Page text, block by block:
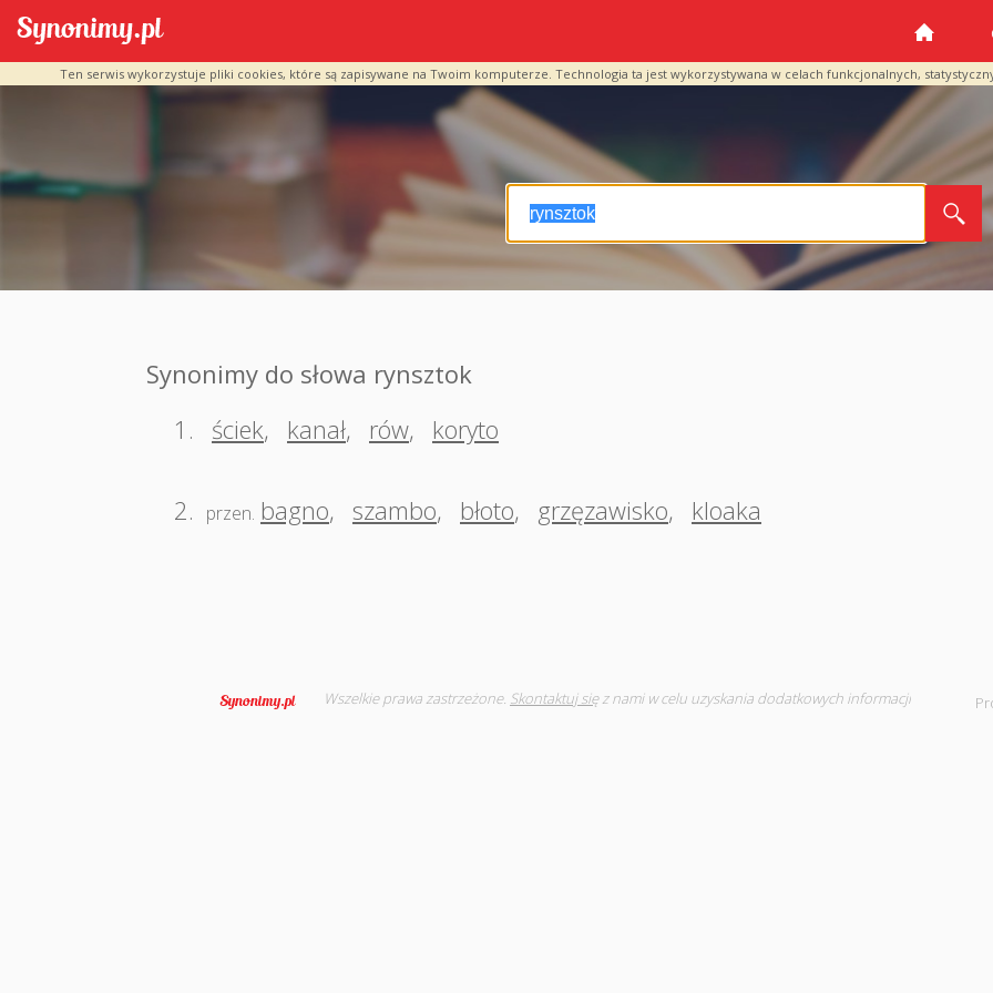
Ten serwis wykorzystuje pliki cookies, które są zapisywane na Twoim komputerze. Technologia ta jest wykorzystywana w celach funkcjonalnych,
Synonimy do słowa rynsztok
1.
ściek, kanał, rów, koryto
2. przen. bagno, szambo, błoto, grzęzawisko, kloaka
Wszelkie prawa zastrzeżone. Skontaktuj sięz nami w celu uzyskania dodatkowych informacji